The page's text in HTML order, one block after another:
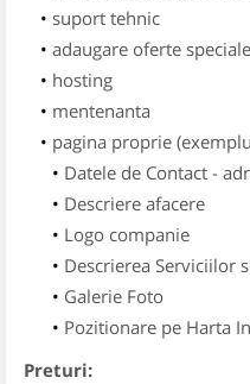
suport tehnic
adaugare oferte speciale
hosting
mentenanta
pagina proprie
Datele de Contact -
Descriere afacere
Logo companie
Descrierea Serviciilor
Galerie Foto
Pozitionare pe Harta
Preturi: